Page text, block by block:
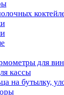
для
кассы
на бутылку,